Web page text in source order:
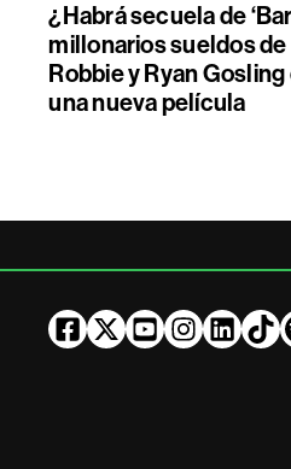
¿Habrá secuela de
millonarios sueldos
Robbie y Ryan
una nueva película